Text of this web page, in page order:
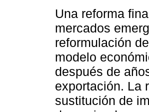
Una reforma
mercados
reformulación
modelo
después de
exportación. La
sustitución de